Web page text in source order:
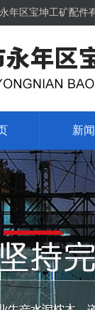
年区宝坤工矿配件
新